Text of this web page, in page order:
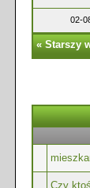
02-
«Starszy
Czy